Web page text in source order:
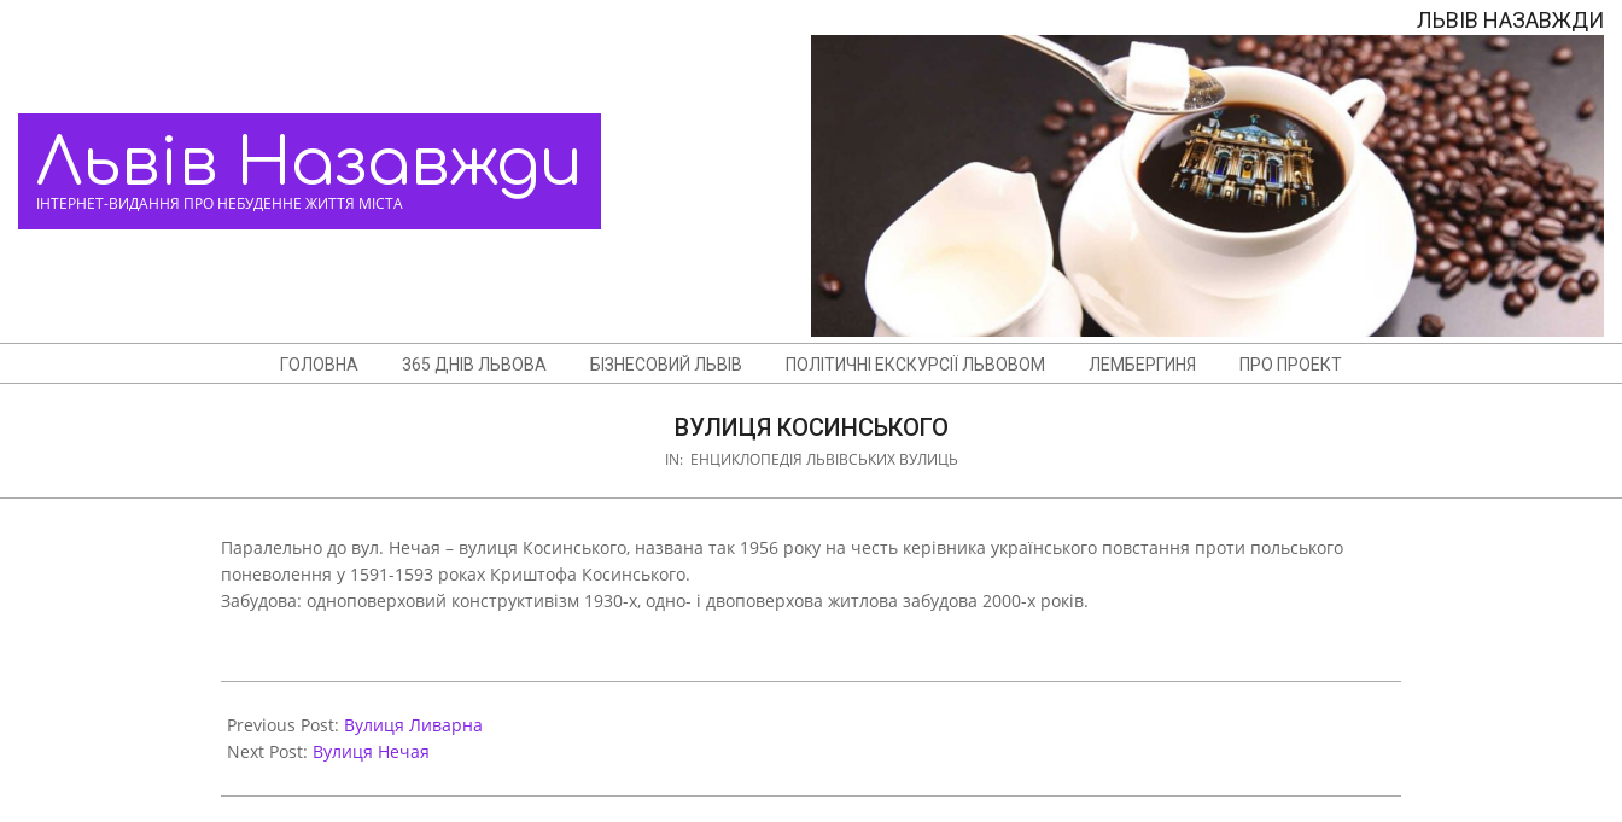
Львів Назавжди
ІНТЕРНЕТ-ВИДАННЯ ПРО НЕБУДЕННЕ ЖИТТЯ МІСТА
ЛЬВІВ НАЗАВЖДИ
Menu
ГОЛОВНА 365 ДНІВ ЛЬВОВА БІЗНЕСОВИЙ ЛЬВІВ ПОЛІТИЧНІ ЕКСКУРСІЇ ЛЬВОВОМ ЛЕМБЕРГИНЯ ПРО ПРОЕКТ
ВУЛИЦЯ КОСИНСЬКОГО
IN: ЕНЦИКЛОПЕДІЯ ЛЬВІВСЬКИХ ВУЛИЦЬ
Паралельно до вул. Нечая – вулиця Косинського, названа так 1956 року на честь керівника українського повстання проти польського
поневолення у 1591-1593 роках Криштофа Косинського.
Забудова: одноповерховий конструктивізм 1930-х, одно- і двоповерхова житлова забудова 2000-х років.
06-
01
Previous Post: Вулиця Ливарна
Next Post: Вулиця Нечая